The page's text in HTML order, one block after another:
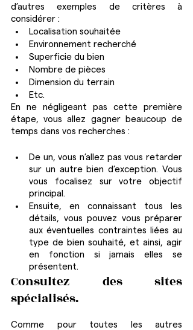
d’autres exemples de critères à
considérer :
Localisation souhaitée
Environnement recherché
Superficie du bien
Nombre de pièces
Dimension du terrain
Etc.
En ne négligeant pas cette première
étape, vous allez gagner beaucoup de
temps dans vos recherches :
De un, vous n’allez pas vous retarder
sur un autre bien d’exception. Vous
vous focalisez sur votre objectif
principal.
Ensuite, en connaissant tous les
détails, vous pouvez vous préparer
aux éventuelles contraintes liées au
type de bien souhaité, et ainsi, agir
en fonction si jamais elles se
présentent.
Consultez des sites
spécialisés.
Comme pour toutes les autres